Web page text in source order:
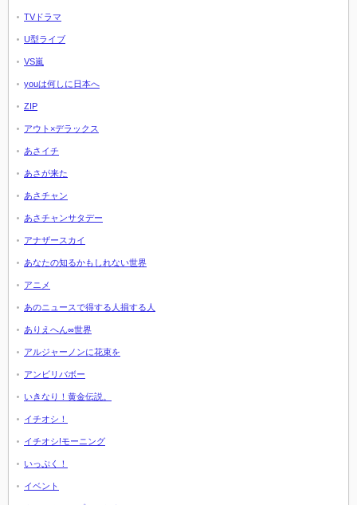
TVドラマ
U型ライブ
VS嵐
youは何しに日本へ
ZIP
アウト×デラックス
あさイチ
あさが来た
あさチャン
あさチャンサタデー
アナザースカイ
あなたの知るかもしれない世界
アニメ
あのニュースで得する人損する人
ありえへん∞世界
アルジャーノンに花束を
アンビリバボー
いきなり！黄金伝説。
イチオシ！
イチオシ!モーニング
いっぷく！
イベント